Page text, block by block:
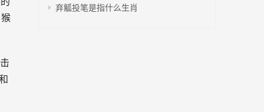
弃觚投笔是指什么生肖